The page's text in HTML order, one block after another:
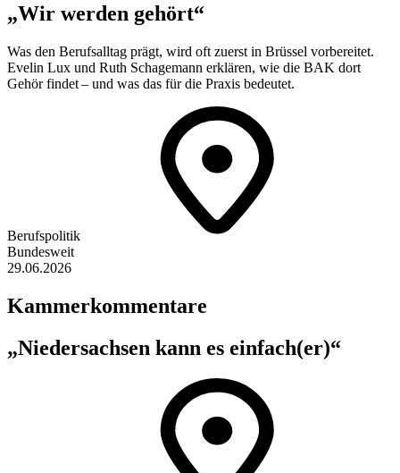
„Wir werden gehört“
Was den Berufsalltag prägt, wird oft zuerst in Brüssel vorbereitet.
Evelin Lux und Ruth Schagemann erklären, wie die BAK dort
Gehör findet – und was das für die Praxis bedeutet.
Berufspolitik
Bundesweit
29.06.2026
Kammerkommentare
„Niedersachsen kann es einfach(er)“